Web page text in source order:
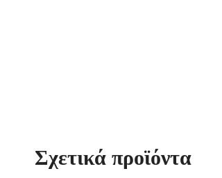
Σχετικά προϊόντα